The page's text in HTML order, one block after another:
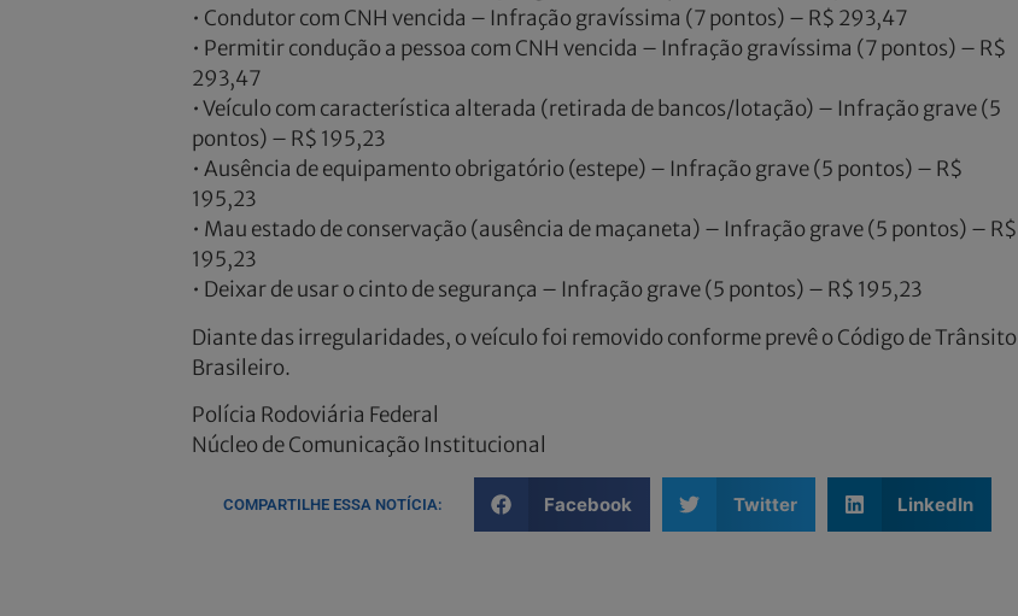
• Condutor com CNH vencida – Infração gravíssima (7 pontos) – R$ 293,47
• Permitir condução a pessoa com CNH vencida – Infração gravíssima (7 pontos) – R$
293,47
• Veículo com característica alterada (retirada de bancos/lotação) – Infração grave (5
pontos) – R$ 195,23
• Ausência de equipamento obrigatório (estepe) – Infração grave (5 pontos) – R$
195,23
• Mau estado de conservação (ausência de maçaneta) – Infração grave (5 pontos) – R$
195,23
• Deixar de usar o cinto de segurança – Infração grave (5 pontos) – R$ 195,23
Diante das irregularidades, o veículo foi removido conforme prevê o Código de Trânsito
Brasileiro.
Polícia Rodoviária Federal
Núcleo de Comunicação Institucional
COMPARTILHE ESSA NOTÍCIA: Facebook Twitter LinkedIn